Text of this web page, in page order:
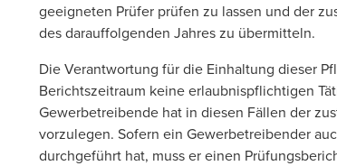
geeigneten Prüfer prüfen zu lassen und der
des darauffolgenden Jahres zu übermitteln.
Die Verantwortung für die Einhaltung dieser
Berichtszeitraum keine erlaubnispflichtigen
Gewerbetreibende hat in diesen Fällen der
vorzulegen. Sofern ein Gewerbetreibender
durchgeführt hat, muss er einen